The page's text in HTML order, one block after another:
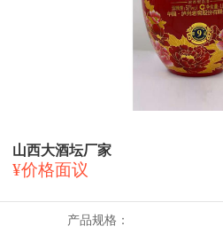
山西大酒坛厂家
¥价格面议
产品规格：